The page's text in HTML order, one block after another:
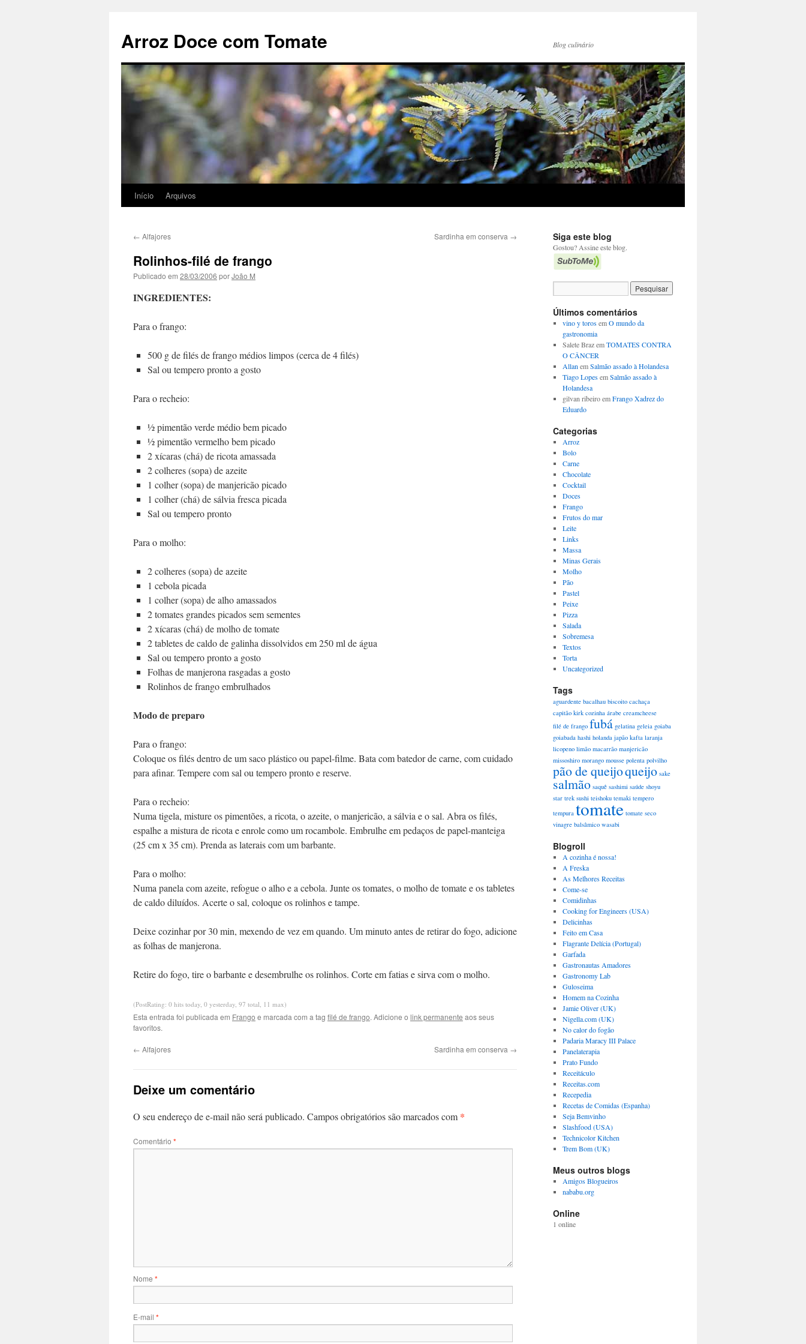
conteúdo
Arroz Doce com Tomate Blog culinário
Início Arquivos
← Alfajores Sardinha em conserva →
Rolinhos-filé de frango
Publicado em 28/03/2006 porJoão M
INGREDIENTES:
Para o frango:
500 g de filés de frango médios limpos (cerca de 4 filés)
Sal ou tempero pronto a gosto
Para o recheio:
½ pimentão verde médio bem picado
½ pimentão vermelho bem picado
2 xícaras (chá) de ricota amassada
2 colheres (sopa) de azeite
1 colher (sopa) de manjericão picado
1 colher (chá) de sálvia fresca picada
Sal ou tempero pronto
Para o molho:
2 colheres (sopa) de azeite
1 cebola picada
1 colher (sopa) de alho amassados
2 tomates grandes picados sem sementes
2 xícaras (chá) de molho de tomate
2 tabletes de caldo de galinha dissolvidos em 250 ml de água
Sal ou tempero pronto a gosto
Folhas de manjerona rasgadas a gosto
Rolinhos de frango embrulhados
Modo de preparo
Para o frango:
Coloque os filés dentro de um saco plástico ou papel-filme. Bata com batedor de carne, com cuidado
para afinar. Tempere com sal ou tempero pronto e reserve.
Para o recheio:
Numa tigela, misture os pimentões, a ricota, o azeite, o manjericão, a sálvia e o sal. Abra os filés,
espalhe a mistura de ricota e enrole como um rocambole. Embrulhe em pedaços de papel-manteiga
(25 cm x 35 cm). Prenda as laterais com um barbante.
Para o molho:
Numa panela com azeite, refogue o alho e a cebola. Junte os tomates, o molho de tomate e os tabletes
de caldo diluídos. Acerte o sal, coloque os rolinhos e tampe.
Deixe cozinhar por 30 min, mexendo de vez em quando. Um minuto antes de retirar do fogo, adicione
as folhas de manjerona.
Retire do fogo, tire o barbante e desembrulhe os rolinhos. Corte em fatias e sirva com o molho.
(PostRating: 0 hits today, 0 yesterday, 97 total, 11 max)
Esta entrada foi publicada em Frango e marcada com a tag filé de frango. Adicione o link permanente aos seus
favoritos.
← Alfajores Sardinha em conserva →
Deixe um comentário
O seu endereço de e-mail não será publicado. Campos obrigatórios são marcados com *
Comentário *
Nome *
E-mail *
Siga este blog
Gostou? Assine este blog.
Últimos comentários
vino y torosemO mundo da
gastronomia
Salete BrazemTOMATES CONTRA
O CÂNCER
Allan emSalmão assado à Holandesa
Tiago LopesemSalmão assado à
Holandesa
gilvan ribeiroemFrango Xadrez do
Eduardo
Categorias
Arroz
Bolo
Carne
Chocolate
Cocktail
Doces
Frango
Frutos do mar
Leite
Links
Massa
Minas Gerais
Molho
Pão
Pastel
Peixe
Pizza
Salada
Sobremesa
Textos
Torta
Uncategorized
Tags
aguardente bacalhau biscoito cachaça
capitão kirk cozinha árabe creamcheese
filé de frango fubá gelatina geleia goiaba
goiabada hashi holanda japão kafta laranja
licopeno limão macarrão manjericão
missoshiro morango mousse polenta polvilho
pão de queijoqueijo sake
salmão saquê sashimi saúde shoyu
star trek sushi teishoku temaki tempero
tempura tomate tomate seco
vinagre balsâmico wasabi
Blogroll
A cozinha é nossa!
A Freska
As Melhores Receitas
Come-se
Comidinhas
Cooking for Engineers (USA)
Delicinhas
Feito em Casa
Flagrante Delícia (Portugal)
Garfada
Gastronautas Amadores
Gastronomy Lab
Guloseima
Homem na Cozinha
Jamie Oliver (UK)
Nigella.com (UK)
No calor do fogão
Padaria Maracy III Palace
Panelaterapia
Prato Fundo
Receitáculo
Receitas.com
Recepedia
Recetas de Comidas (Espanha)
Seja Bemvinho
Slashfood (USA)
Technicolor Kitchen
Trem Bom (UK)
Meus outros blogs
Amigos Blogueiros
nababu.org
Online
1 online